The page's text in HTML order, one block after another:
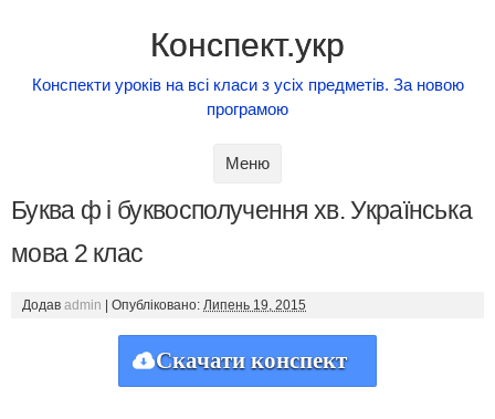
Конспект.укр
Конспекти уроків на всі класи з усіх предметів. За новою
програмою
Меню
Буква ф і буквосполучення хв. Українська
мова 2 клас
Додав admin Опубліковано: Липень 19, 2015
Скачати конспект